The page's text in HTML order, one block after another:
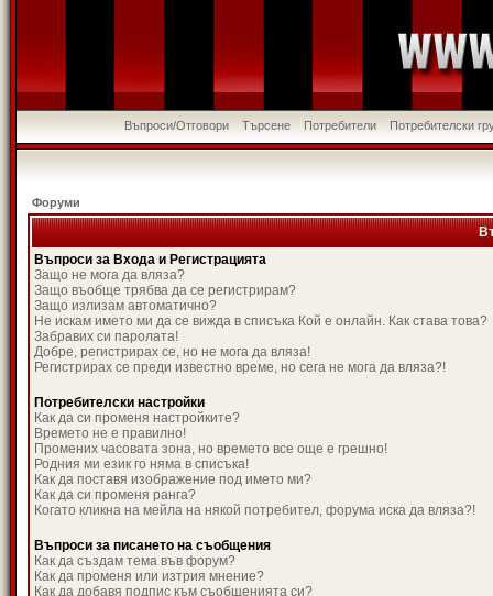
Въпроси/Отговори Търсене Потребители Потребителски
Форуми
Въпроси за Входа и Регистрацията
Защо не мога да вляза?
Защо въобще трябва да се регистрирам?
Защо излизам автоматично?
Не искам името ми да се вижда в списъка Кой е онлайн. Как става това?
Забравих си паролата!
Добре, регистрирах се, но не мога да вляза!
Регистрирах се преди известно време, но сега не мога да вляза?!
Потребителски настройки
Как да си променя настройките?
Времето не е правилно!
Промених часовата зона, но времето все още е грешно!
Родния ми език го няма в списъка!
Как да поставя изображение под името ми?
Как да си променя ранга?
Когато кликна на мейла на някой потребител, форума иска да вляза?!
Въпроси за писането на съобщения
Как да създам тема във форум?
Как да променя или изтрия мнение?
Как да добавя подпис към съобщенията си?